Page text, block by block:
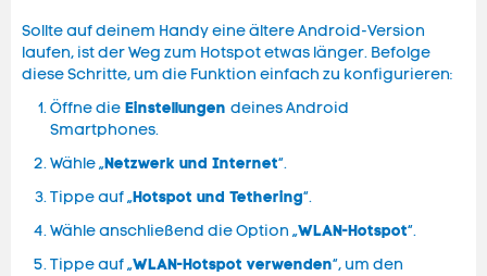
Sollte auf deinem Handy eine ältere Android-Version
laufen, ist der Weg zum Hotspot etwas länger. Befolge
diese Schritte, um die Funktion einfach zu konfigurieren:
Öffne die Einstellungen deines Android
Smartphones.
Wähle „Netzwerk und Internet“.
Tippe auf „Hotspot und Tethering“.
Wähle anschließend die Option „WLAN-Hotspot“.
Tippe auf „WLAN-Hotspot verwenden“, um den